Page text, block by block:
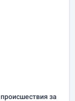
за